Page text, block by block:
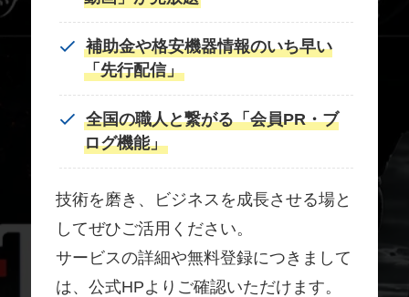
補助金や格安機器情報のいち早い
「先行配信」
全国の職人と繋がる「会員PR・ブ
ログ機能」
技術を磨き、ビジネスを成長させる場と
してぜひご活用ください。
サービスの詳細や無料登録につきまして
は、公式HPよりご確認いただけます。